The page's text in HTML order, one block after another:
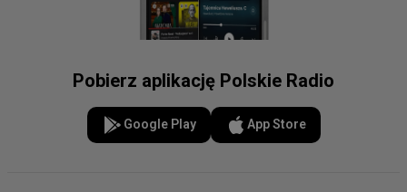
Pobierz aplikację Polskie Radio
Google Play App Store